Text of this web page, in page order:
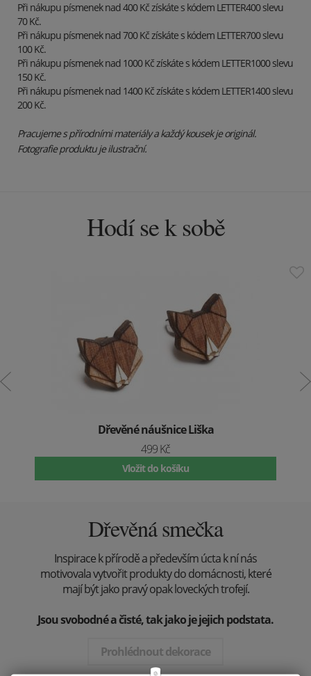
Při nákupu písmenek nad 400 Kč získáte s kódem LETTER400 slevu
70 Kč.
Při nákupu písmenek nad 700 Kč získáte s kódem LETTER700 slevu
100 Kč.
Při nákupu písmenek nad 1000 Kč získáte s kódem LETTER1000 slevu
150 Kč.
Při nákupu písmenek nad 1400 Kč získáte s kódem LETTER1400 slevu
200 Kč.
Pracujeme s přírodními materiály a každý kousek je originál.
Fotografie produktu je ilustrační.
Hodí se k sobě
Dřevěné náušnice Liška
499 Kč
Vložit do košíku
Dřevěná smečka
Inspirace k přírodě a především úcta k ní nás
motivovala vytvořit produkty do domácnosti, které
mají být jako pravý opak loveckých trofejí.
Jsou svobodné a čisté, tak jako je jejich podstata.
Prohlédnout dekorace